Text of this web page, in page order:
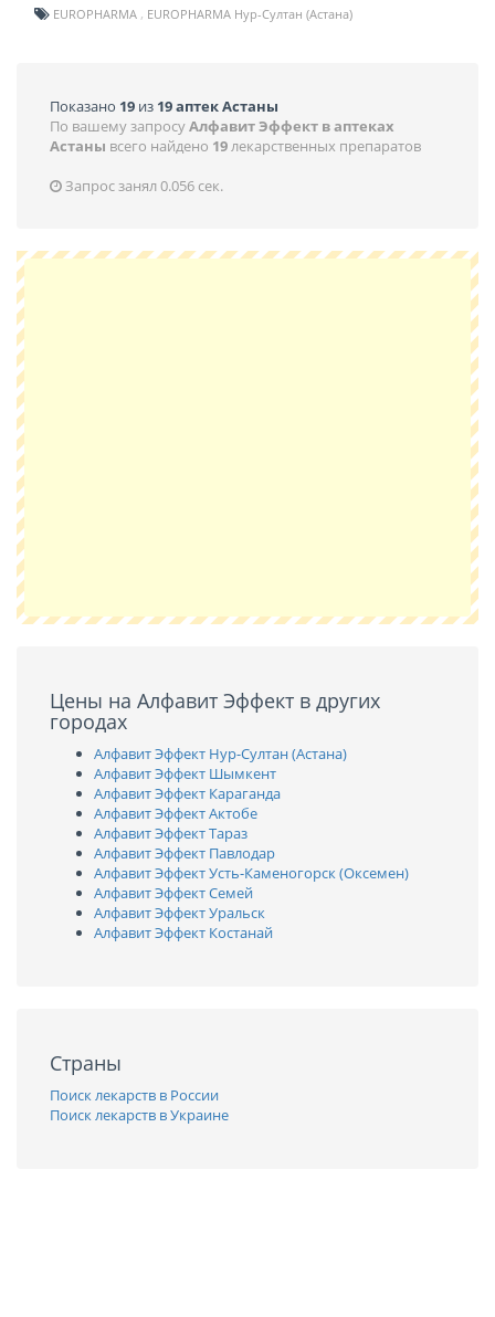
EUROPHARMA EUROPHARMA Нур-Султан (Астана)
Показано 19 из 19 аптек Астаны
По вашему запросуАлфавит Эффект в аптеках
Астаны всего найдено 19лекарственных препаратов
Запрос занял 0.056 сек.
Цены на Алфавит Эффект в других
городах
Алфавит Эффект Нур-Султан (Астана)
Алфавит Эффект Шымкент
Алфавит Эффект Караганда
Алфавит Эффект Актобе
Алфавит Эффект Тараз
Алфавит Эффект Павлодар
Алфавит Эффект Усть-Каменогорск (Оксемен)
Алфавит Эффект Семей
Алфавит Эффект Уральск
Алфавит Эффект Костанай
Страны
Поиск лекарств в России
Поиск лекарств в Украине